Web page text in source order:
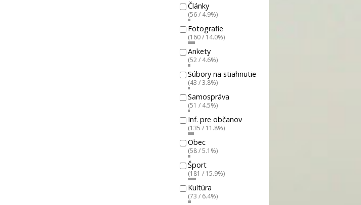
Články
(56 / 4.9%)
Fotografie
(160 / 14.0%)
Ankety
(52 / 4.6%)
Súbory na stiahnutie
(43 / 3.8%)
Samospráva
(51 / 4.5%)
Inf. pre občanov
(135 / 11.8%)
Obec
(58 / 5.1%)
Šport
(181 / 15.9%)
Kultúra
(73 / 6.4%)